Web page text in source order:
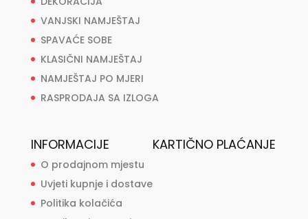
VANJSKI NAMJEŠTAJ
SPAVAĆE SOBE
KLASIČNI NAMJEŠTAJ
NAMJEŠTAJ PO MJERI
RASPRODAJA SA IZLOGA
INFORMACIJE
O prodajnom mjestu
Uvjeti kupnje i dostave
Politika kolačića
KARTIČNO PLAĆANJE